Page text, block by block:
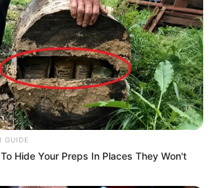
GUIDE
Hide Your Preps In Places They Won't